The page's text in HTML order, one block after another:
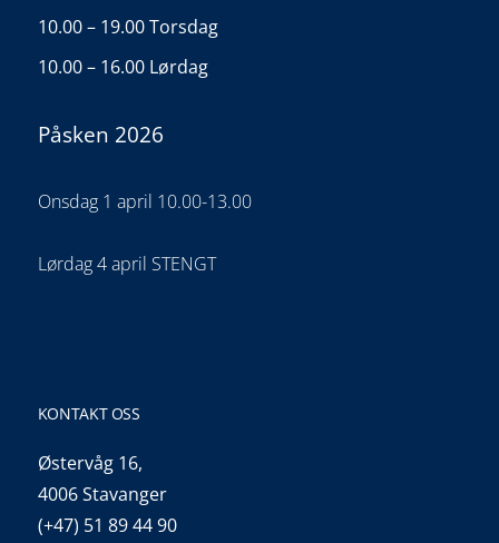
10.00 – 19.00 Torsdag
10.00 – 16.00 Lørdag
Påsken 2026
Onsdag 1 april 10.00-13.00
Lørdag 4 april STENGT
KONTAKT OSS
Østervåg 16,
4006 Stavanger
(+47) 51 89 44 90